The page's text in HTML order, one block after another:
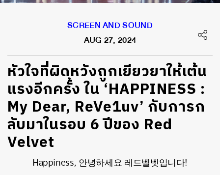
SCREEN AND SOUND
AUG 27, 2024
หัวใจที่ผิดหวังถูกเยียวยาให้เต้น
แรงอีกครั้ง ใน ‘HAPPINESS :
My Dear, ReVe1uv’ กับการก
ลับมาในรอบ 6 ปีของ Red
Velvet
Happiness, 안녕하세요 레드벨벳입니다!